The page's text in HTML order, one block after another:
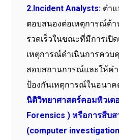
2.Incident Analysts: ตำ
ตอบสนองต่อเหตุการณ์ด้
รวดเร็วในขณะที่มีการเปิ
เหตุการณ์ดำเนินการควบ
สอบสถานการณ์และให้คำ
ป้องกันเหตุการณ์ในอนา
นิติวิทยาศาสตร์คอมพิวเต
Forensics ) หรือการสืบ
(computer